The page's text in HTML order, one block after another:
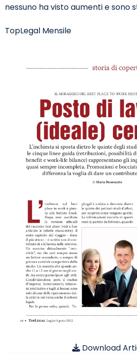
nessuno ha visto aumenti e sono
TopLegal Mensile
Download